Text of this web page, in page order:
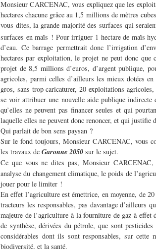
Monsieur CARCENAC, vous expliquez que les
hectares chacune grâce au 1,5 millions de mètres
vous dites, la grande majorité des surfaces qui
surfaces en maïs ! Pour irriguer 1 hectare de maïs
d’eau. Ce barrage permettrait donc l’irrigation
hectares par exploitation, le projet ne peut donc
projet de 8,5 millions d’euros, d’argent publique,
agricoles, parmi celles d’ailleurs les mieux dotées
gros, sans trop caricaturer, 20 exploitations
se voir attribuer une nouvelle aide publique
qu’elles ne peuvent pas financer seules et qui
laquelle elles ne peuvent donc renoncer, et qui justifie
Qui parlait de bon sens paysan ?
Sur le fond toujours, Monsieur CARCENAC, vous
les travaux de Garonne 2050 sur le sujet.
Ce que vous ne dites pas, Monsieur CARCENAC,
analyse du changement climatique, le poids de
jouer pour le limiter !
En effet l’agriculture est émettrice, en moyenne, de
tracteurs les responsables, pas davantage
majeure de l’agriculture à la fourniture de gaz à effet
de synthèse, dérivées du pétrole, que sont
considérables dont ils sont responsables, sur
biodiversité, et la santé.